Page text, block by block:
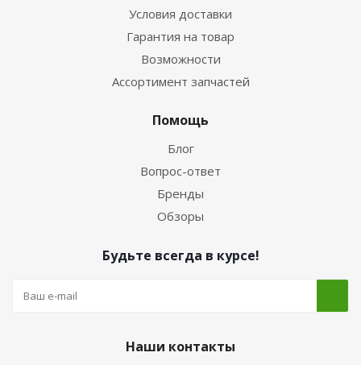
Условия доставки
Гарантия на товар
Возможности
Ассортимент запчастей
Помощь
Блог
Вопрос-ответ
Бренды
Обзоры
Будьте всегда в курсе!
Наши контакты